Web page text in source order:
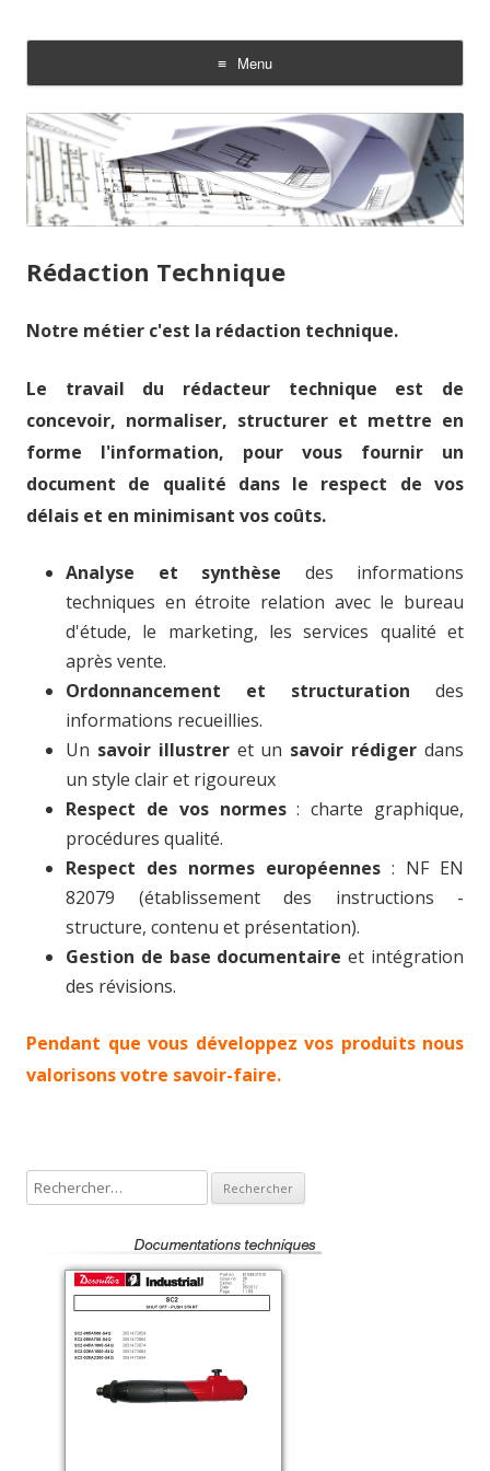
Menu
Aller au contenu
Rédaction Technique
Notre métier c'est la rédaction technique.
Le travail du rédacteur technique est de
concevoir, normaliser, structurer et mettre en
forme l'information, pour vous fournir un
document de qualité dans le respect de vos
délais et en minimisant vos coûts.
Analyse et synthèse des informations
techniques en étroite relation avec le bureau
d'étude, le marketing, les services qualité et
après vente.
Ordonnancement et structuration des
informations recueillies.
Un savoir illustreret un savoir rédiger dans
un style clair et rigoureux
Respect de vos normes: charte graphique,
procédures qualité.
Respect des normes européennes : NF EN
82079 (établissement des instructions -
structure, contenu et présentation).
Gestion de base documentaire et intégration
des révisions.
Pendant que vous développez vos produits nous
valorisons votre savoir-faire.
e